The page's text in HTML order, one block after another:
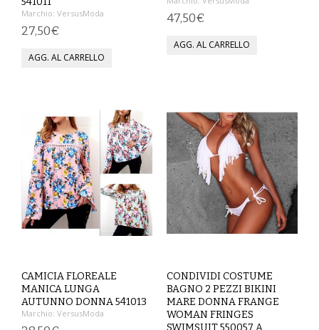
PANTALONI
SCARPE
TUTE PANTALONI
VESTITI
BAMBINO
CARNEVALE
COMPLETI
GIACCHE E CAPPOTTI
Marchio: VersusModa
27,50€
47,50€
CAMICIA FLOREALE
MANICA LUNGA
AUTUNNO DONNA 541013
Marchio: VersusModa
CONDIVIDI COSTUME
BAGNO 2 PEZZI BIKINI
MARE DONNA FRANGE
WOMAN FRINGES
SWIMSUIT 550057 A